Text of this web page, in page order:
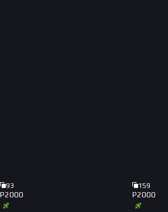
93
P2000
159
P2000